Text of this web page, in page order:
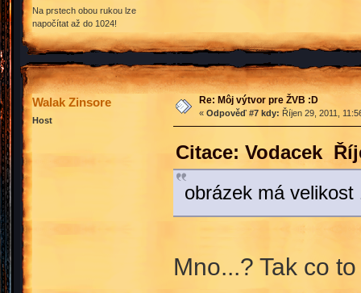
Na prstech obou rukou lze
napočítat až do 1024!
Walak Zinsore
Host
Re: Môj výtvor pre ŽVB :D
« Odpověď #7 kdy: Říjen 29, 2011,
Citace: Vodacek
obrázek má velikost
Mno...? Tak co